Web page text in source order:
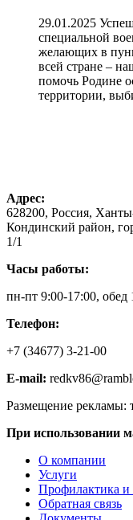
29.01.2025
специальной
желающих в
всей стране –
помочь Родине
территории,
Адрес:
628200, Россия,
Кондинский район,
1/1
Часы работы:
пн-пт 9:00-17:00, обед
Телефон:
+7 (34677) 3-21-00
E-mail:
Размещение рекламы:
При использовании
О компании
Услуги
Профилактика и
Обратная связь